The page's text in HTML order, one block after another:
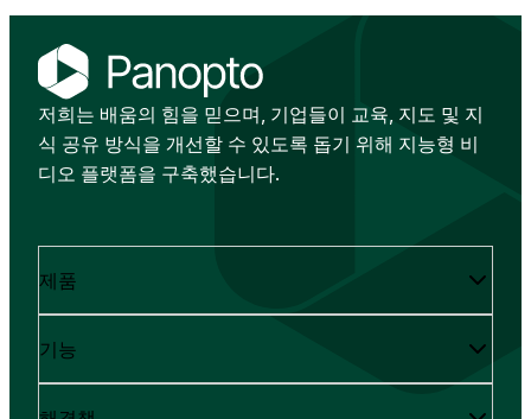
저희는 배움의 힘을 믿으며, 기업들이 교육, 지도 및 지
식 공유 방식을 개선할 수 있도록 돕기 위해 지능형 비
디오 플랫폼을 구축했습니다.
제품
기능